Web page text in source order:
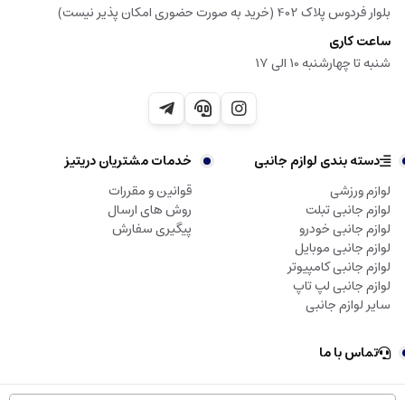
بلوار فردوس پلاک 402 (خرید به صورت حضوری امکان پذیر نیست)
ساعت کاری
شنبه تا چهارشنبه 10 الی 17
دسته بندی لوازم جانبی
لوازم ورزشی
لوازم جانبی تبلت
لوازم جانبی خودرو
لوازم جانبی موبایل
لوازم جانبی کامپیوتر
لوازم جانبی لپ تاپ
سایر لوازم جانبی
خدمات مشتریان دریتیز
قوانین و مقررات
روش های ارسال
پیگیری سفارش
تماس با ما